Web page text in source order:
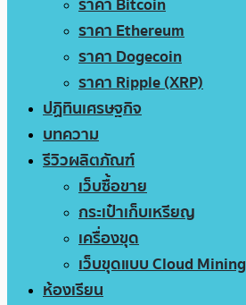
ราคา Ethereum
ราคา Dogecoin
ราคา Ripple (XRP)
ปฏิทินเศรษฐกิจ
บทความ
รีวิวผลิตภัณฑ์
เว็บซื้อขาย
กระเป๋าเก็บเหรียญ
เครื่องขุด
เว็บขุดแบบ Cloud Mining
ห้องเรียน